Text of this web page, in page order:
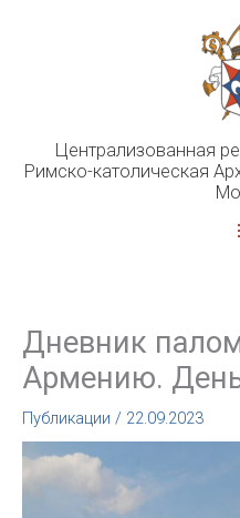
Централизованная
Римско-католическая
Дневник
Армению.
Публикации / 22.09.2023